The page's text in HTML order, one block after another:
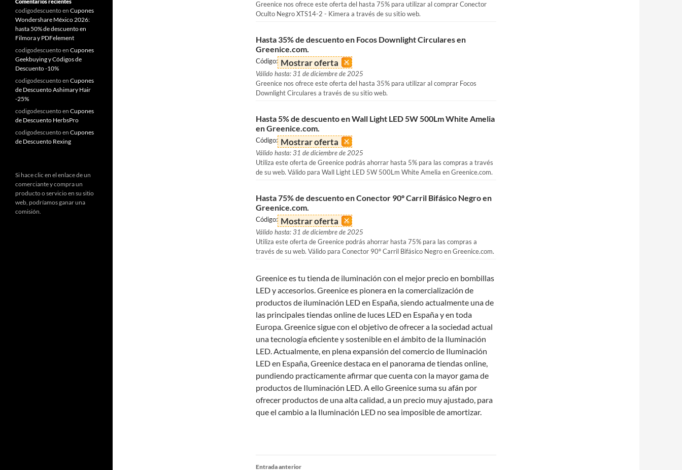
Greenice nos ofrece este oferta del hasta 75% para utilizar al comprar Conector
Oculto Negro XTS14-2 - Kimera a través de su sitio web.
Hasta 35% de descuento en Focos Downlight Circulares en
Greenice.com.
Código: Mostrar oferta
Válido hasta: 31 de diciembre de 2025
Greenice nos ofrece este oferta del hasta 35% para utilizar al comprar Focos
Downlight Circulares a través de su sitio web.
Hasta 5% de descuento en Wall Light LED 5W 500Lm White Amelia
en Greenice.com.
Código: Mostrar oferta
Válido hasta: 31 de diciembre de 2025
Utiliza este oferta de Greenice podrás ahorrar hasta 5% para las compras a través
de su web. Válido para Wall Light LED 5W 500Lm White Amelia en Greenice.com.
Hasta 75% de descuento en Conector 90º Carril Bifásico Negro en
Greenice.com.
Código: Mostrar oferta
Válido hasta: 31 de diciembre de 2025
Utiliza este oferta de Greenice podrás ahorrar hasta 75% para las compras a
través de su web. Válido para Conector 90º Carril Bifásico Negro en Greenice.com.
Greenice es tu tienda de iluminación con el mejor precio en bombillas
LED y accesorios. Greenice es pionera en la comercialización de
productos de iluminación LED en España, siendo actualmente una de
las principales tiendas online de luces LED en España y en toda
Europa. Greenice sigue con el objetivo de ofrecer a la sociedad actual
una tecnología eficiente y sostenible en el ámbito de la Iluminación
LED. Actualmente, en plena expansión del comercio de Iluminación
LED en España, Greenice destaca en el panorama de tiendas online,
pundiendo practicamente afirmar que cuenta con la mayor gama de
productos de Iluminación LED. A ello Greenice suma su afán por
ofrecer productos de una alta calidad, a un precio muy ajustado, para
que el cambio a la Iluminación LED no sea imposible de amortizar.
Entrada anterior
codigodescuentoen Cupones
Wondershare México 2026:
hasta 50% de descuento en
Filmora y PDFelement
codigodescuentoen Cupones
Geekbuying y Códigos de
Descuento -10%
codigodescuentoen Cupones
de Descuento Ashimary Hair
-25%
codigodescuentoen Cupones
de Descuento HerbsPro
codigodescuentoen Cupones
de Descuento Rexing
Si hace clic en el enlace de un
comerciante y compra un
producto o servicio en su sitio
web, podríamos ganar una
comisión.